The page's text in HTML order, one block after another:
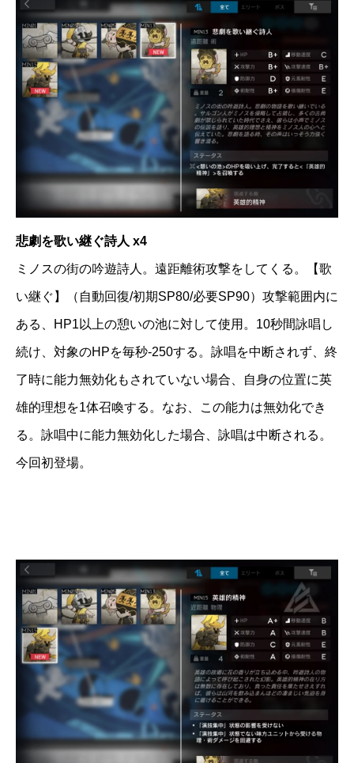
悲劇を歌い継ぐ詩人 x4
ミノスの街の吟遊詩人。遠距離術攻撃をしてくる。【歌
い継ぐ】（自動回復/初期SP80/必要SP90）攻撃範囲内に
ある、HP1以上の憩いの池に対して使用。10秒間詠唱し
続け、対象のHPを毎秒-250する。詠唱を中断されず、終
了時に能力無効化もされていない場合、自身の位置に英
雄的理想を1体召喚する。なお、この能力は無効化でき
る。詠唱中に能力無効化した場合、詠唱は中断される。
今回初登場。